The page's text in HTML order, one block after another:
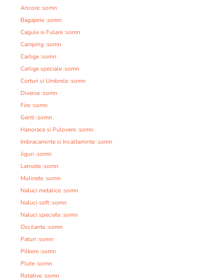
Ancore :somn
Bagajerie :somn
Cagule si Fulare :somn
Camping :somn
Carlige :somn
Carlige speciale :somn
Corturi si Umbrele :somn
Diverse :somn
Fire :somn
Genti :somn
Hanorace si Pulovere :somn
Imbracaminte si Incaltaminte :somn
Jiguri :somn
Lansete :somn
Mulinete :somn
Naluci metalice :somn
Naluci soft :somn
Naluci speciale :somn
Oscilante :somn
Paturi :somn
Pilkere :somn
Plute :somn
Rotative :somn